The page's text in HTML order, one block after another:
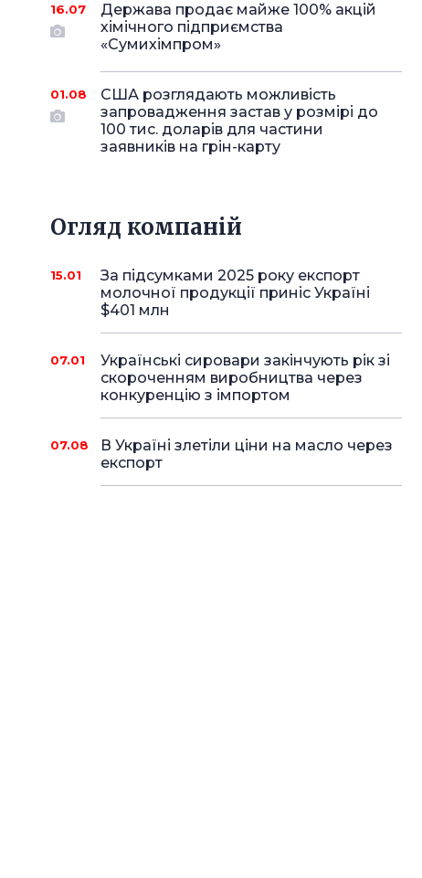
16.07
Держава продає майже 100% акцій
хімічного підприємства
«Сумихімпром»
01.08
США розглядають можливість
запровадження застав у розмірі до
100 тис. доларів для частини
заявників на грін-карту
Огляд компаній
15.01
За підсумками 2025 року експорт
молочної продукції приніс Україні
$401 млн
07.01
Українські сировари закінчують рік зі
скороченням виробництва через
конкуренцію з імпортом
07.08
В Україні злетіли ціни на масло через
експорт